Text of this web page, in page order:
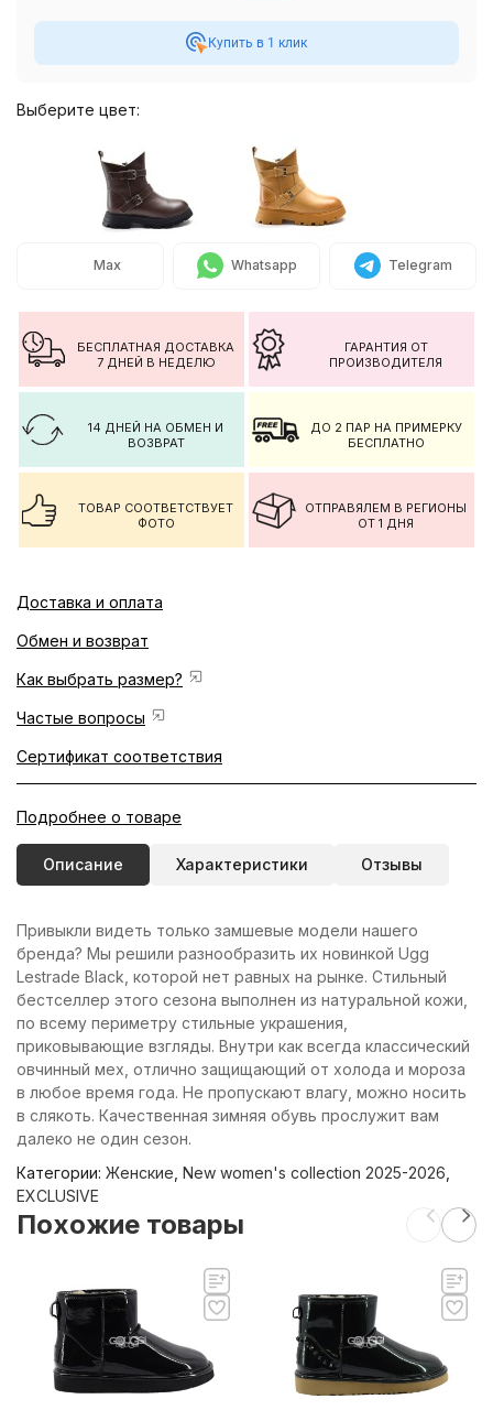
Купить в 1 клик
Выберите цвет:
Max Whatsapp Telegram
БЕСПЛАТНАЯ ДОСТАВКА
7 ДНЕЙ В НЕДЕЛЮ
ГАРАНТИЯ ОТ
ПРОИЗВОДИТЕЛЯ
14 ДНЕЙ НА ОБМЕН И
ВОЗВРАТ
ДО 2 ПАР НА ПРИМЕРКУ
БЕСПЛАТНО
ТОВАР СООТВЕТСТВУЕТ
ФОТО
ОТПРАВЯЛЕМ В РЕГИОНЫ
ОТ 1 ДНЯ
Доставка и оплата
Обмен и возврат
Как выбрать размер?
Частые вопросы
Сертификат соответствия
Подробнее о товаре
Описание Характеристики Отзывы
Привыкли видеть только замшевые модели нашего
бренда? Мы решили разнообразить их новинкой Ugg
Lestrade Black, которой нет равных на рынке. Стильный
бестселлер этого сезона выполнен из натуральной кожи,
по всему периметру стильные украшения,
приковывающие взгляды. Внутри как всегда классический
овчинный мех, отлично защищающий от холода и мороза
в любое время года. Не пропускают влагу, можно носить
в слякоть. Качественная зимняя обувь прослужит вам
далеко не один сезон.
Категории: Женские New women's collection 2025-2026
EXCLUSIVE
Похожие товары